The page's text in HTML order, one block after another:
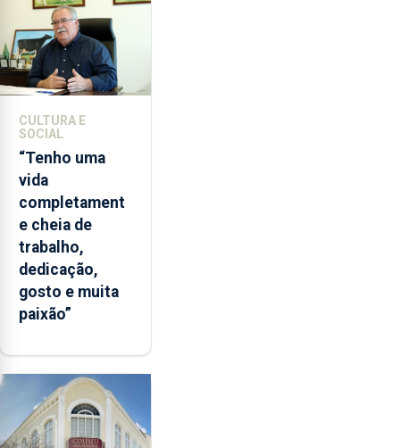
CULTURA E
SOCIAL
“Tenho uma
vida
completament
e cheia de
trabalho,
dedicação,
gosto e muita
paixão”